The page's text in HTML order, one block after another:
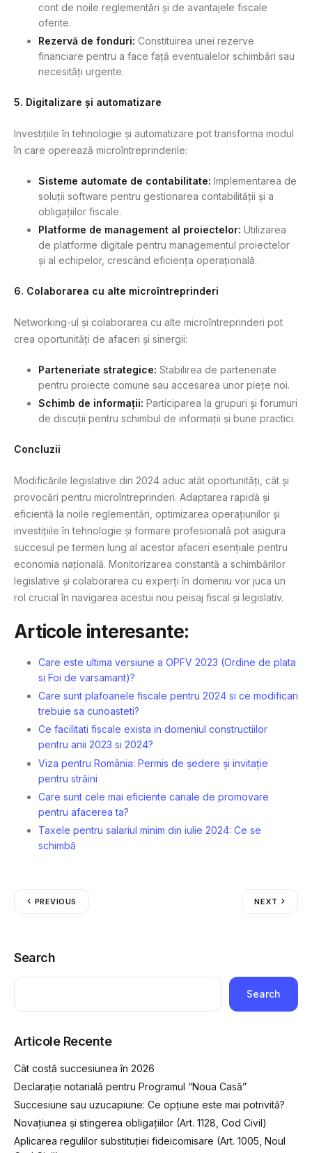
cont de noile reglementări și de avantajele fiscale
oferite.
Rezervă de fonduri: Constituirea unei rezerve
financiare pentru a face față eventualelor schimbări sau
necesități urgente.
5. Digitalizare și automatizare
Investițiile în tehnologie și automatizare pot transforma modul
în care operează microîntreprinderile:
Sisteme automate de contabilitate: Implementarea de
soluții software pentru gestionarea contabilității și a
obligațiilor fiscale.
Platforme de management al proiectelor: Utilizarea
de platforme digitale pentru managementul proiectelor
și al echipelor, crescând eficiența operațională.
6. Colaborarea cu alte microîntreprinderi
Networking-ul și colaborarea cu alte microîntreprinderi pot
crea oportunități de afaceri și sinergii:
Parteneriate strategice: Stabilirea de parteneriate
pentru proiecte comune sau accesarea unor piețe noi.
Schimb de informații: Participarea la grupuri și forumuri
de discuții pentru schimbul de informații și bune practici.
Concluzii
Modificările legislative din 2024 aduc atât oportunități, cât și
provocări pentru microîntreprinderi. Adaptarea rapidă și
eficientă la noile reglementări, optimizarea operațiunilor și
investițiile în tehnologie și formare profesională pot asigura
succesul pe termen lung al acestor afaceri esențiale pentru
economia națională. Monitorizarea constantă a schimbărilor
legislative și colaborarea cu experți în domeniu vor juca un
rol crucial în navigarea acestui nou peisaj fiscal și legislativ.
Articole interesante:
Care este ultima versiune a OPFV 2023 (Ordine de plata
si Foi de varsamant)?
Care sunt plafoanele fiscale pentru 2024 si ce modificari
trebuie sa cunoasteti?
Ce facilitati fiscale exista in domeniul constructiilor
pentru anii 2023 si 2024?
Viza pentru România: Permis de ședere și invitație
pentru străini
Care sunt cele mai eficiente canale de promovare
pentru afacerea ta?
Taxele pentru salariul minim din iulie 2024: Ce se
schimbă
PREVIOUS NEXT
Search
Search
Articole Recente
Cât costă succesiunea în 2026
Declarație notarială pentru Programul “Noua Casă”
Succesiune sau uzucapiune: Ce opțiune este mai potrivită?
Novațiunea și stingerea obligațiilor (Art. 1128, Cod Civil)
Aplicarea regulilor substituției fideicomisare (Art. 1005, Noul